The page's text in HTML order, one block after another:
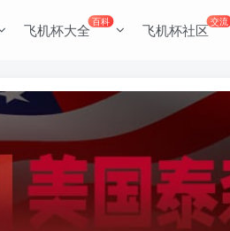
飞机杯大全百科 飞机杯社区交流